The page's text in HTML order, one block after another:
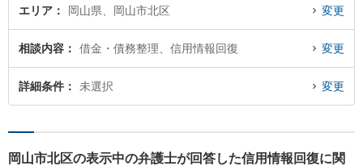
エリア 岡山県、岡山市北区 変更
相談内容 借金・債務整理、信用情報回復 変更
詳細条件 未選択 変更
岡山市北区の表示中の弁護士が回答した信用情報回復に関